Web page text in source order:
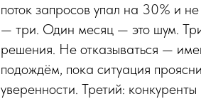
поток запросов упал на 30% и
— три. Один месяц — это шум.
решения. Не отказываться —
подождём, пока ситуация
уверенности. Третий: